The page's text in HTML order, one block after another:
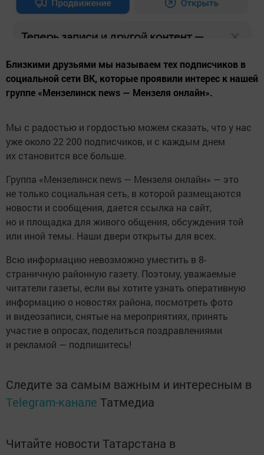
Близкими друзьями мы называем тех подписчиков в
социальной сети ВК, которые проявили интерес к нашей
группе «Мензелинск news — Мензеля онлайн».
Мы с радостью и гордостью можем сказать, что у нас
уже около 22 200 подписчиков, и с каждым днем
их становится все больше.
Группа «Мензелинск news — Мензеля онлайн» — это
не только социальная сеть, в которой размещаются
новости и сообщения, дается ссылка на сайт,
но и площадка для живого общения, обсуждения той
или иной темы. Наши двери открыты для всех.
Всю информацию невозможно уместить в 8-
страничную районную газету. Поэтому, уважаемые
читатели газеты, если вы хотите узнать оперативную
информацию о новостях района, посмотреть фото
и видеозаписи, снятые на мероприятиях, принять
участие в опросах, поделиться поздравлениями
и рекламой — подпишитесь!
Следите за самым важным и интересным в
Telegram-канале Татмедиа
Читайте новости Татарстана в